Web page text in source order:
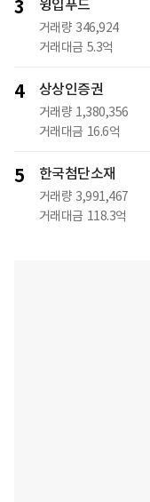
3 윙입푸드
거래량 346,924
거래대금 5.3억
4 상상인증권
거래량 1,380,356
거래대금 16.6억
5 한국첨단소재
거래량 3,991,467
거래대금 118.3억